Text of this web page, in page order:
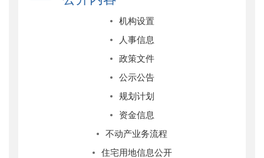
机构设置
人事信息
政策文件
公示公告
规划计划
资金信息
不动产业务流程
住宅用地信息公开